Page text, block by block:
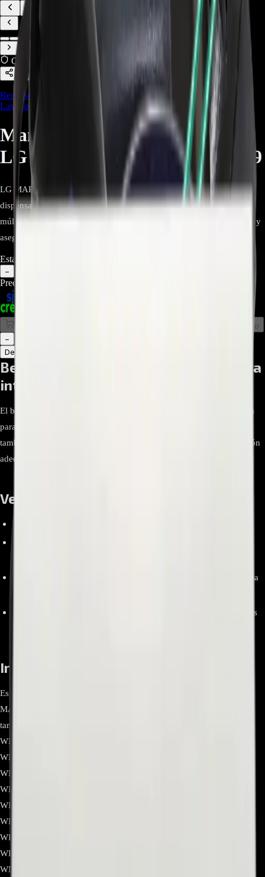
Compra Protegida
Compartir
Repuestos/Herramientas Repuestos Línea Blanca ,Repuestos para
Lavadoras
Manguera Interna Dispensador
LG - MAR62542002 - REP-1089
LG MAR62542002 original, manguera interna que conecta el
dispensador al tambor en lavadoras frontales LG. Compatible con
múltiples modelos, fabricada con material duradero para evitar fugas y
asegurar flujo constante de detergente y suavizante.
Estado:
−
Precio Regular:
Añadir al Carrito
−
Descripción
Bellows LG MAR62542002 – Manguera
interna dispensador a tambor
El bellows LG MAR62542002 es una pieza original (OEM) diseñada
para conectar el compartimento dispensador de detergente con el
tambor en lavadoras de carga frontal LG, asegurando una dosificación
adecuada y evitando fugas.
Ventajas y beneficios
Pieza original LG (OEM), calidad y ajuste garantizados.
Previene fugas de detergente y suavizante, mejorando la eficiencia
Reemplazo directo, fácil instalación sin necesidad de herramientas
Información relevante
Especificación Detalle Marca LG (original OEM) Modelo / Parte
MAR62542002 Función Manguera interna (bellows) del dispenser al
tambor Material Plástico flexible y duradero Compatibilidad
WD10VVC4S6C.ASSPECL / WD10WVC4S6.ABWPECL /
WD12BVC2S6C.ABLPECL / WD12VVC3S6C.ASSPECL /
WD12VVC4S6C.APTPECL /
WD12VVC5S6C.APTPECL / WD12WVC4S6.ABWPECL /
WD12WVC5S6.ABWPECL / WD14BVC2S6C.ABLPECL /
WD14VVC4S6C.APTPECL /
WD14WVC4S6.ABWPECL / WD9WVC4S6.ABWPECL /
WK14WS6.ABWPECL / WM12WVC4S6.ABWPECL /
WM14WS6.ABWPECL Beneficios Mejor dosis, menos fugas, flujo